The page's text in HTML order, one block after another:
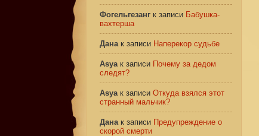
Фогельгезанг к записи Бабушка-
вахтерша
Данак записи Наперекор судьбе
Asyaк записи Почему за дедом
следят?
Asyaк записи Откуда взялся этот
странный мальчик?
Данак записи Предупреждение о
скорой смерти